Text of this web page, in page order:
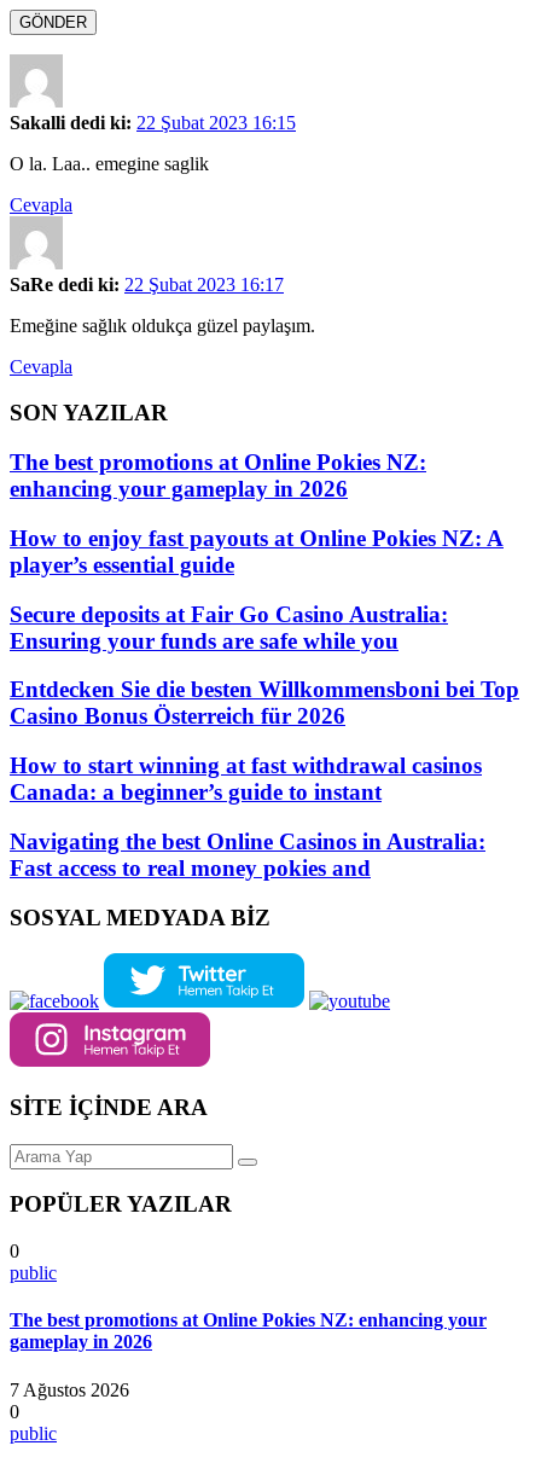
GÖNDER
Sakalli dedi ki: 22 Şubat 2023 16:15
O la. Laa.. emegine saglik
Cevapla
SaRe dedi ki: 22 Şubat 2023 16:17
Emeğine sağlık oldukça güzel paylaşım.
Cevapla
SON YAZILAR
The best promotions at Online Pokies NZ:
enhancing your gameplay in 2026
How to enjoy fast payouts at Online Pokies NZ: A
player’s essential guide
Secure deposits at Fair Go Casino Australia:
Ensuring your funds are safe while you
Entdecken Sie die besten Willkommensboni bei Top
Casino Bonus Österreich für 2026
How to start winning at fast withdrawal casinos
Canada: a beginner’s guide to instant
Navigating the best Online Casinos in Australia:
Fast access to real money pokies and
SOSYAL MEDYADA BİZ
SİTE İÇİNDE ARA
POPÜLER YAZILAR
0
public
The best promotions at Online Pokies NZ: enhancing your
gameplay in 2026
7 Ağustos 2026
0
public